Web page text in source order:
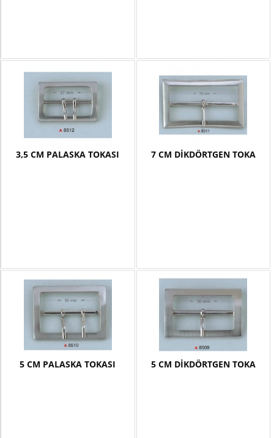
3,5 CM PALASKA TOKASI 7 CM DİKDÖRTGEN TOKA
5 CM PALASKA TOKASI 5 CM DİKDÖRTGEN TOKA